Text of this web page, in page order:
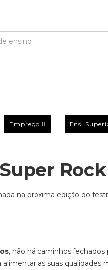
Emprego Ens.
Rock
na próxima edição do
, não há caminhos fechados
as suas qualidades